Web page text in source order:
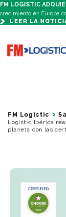
FM LOGISTIC
crecimiento en Europa
LEER LA
Go to home page
FM Logistic
Logistic Ibérica
planeta con las